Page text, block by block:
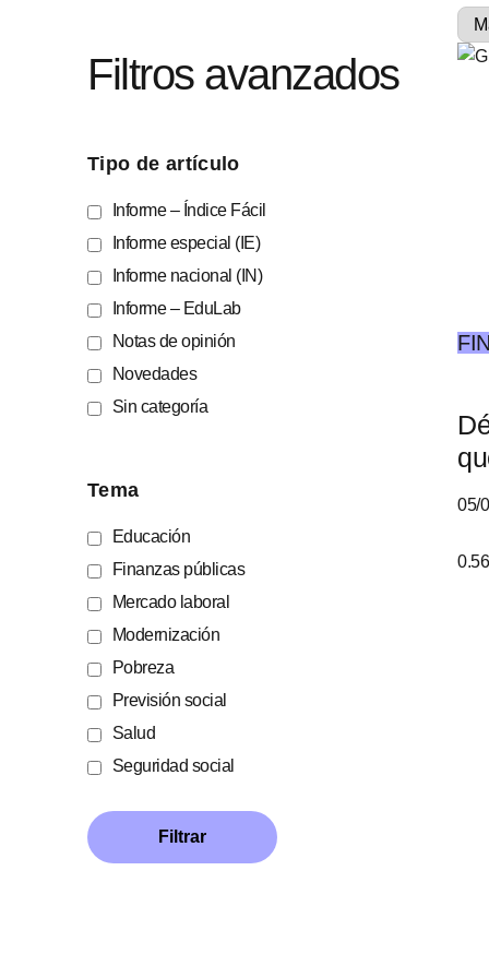
Filtros avanzados
Tipo de artículo
Informe – Índice Fácil
Informe especial (IE)
Informe nacional (IN)
Informe – EduLab
Notas de opinión
Novedades
Sin categoría
Tema
Educación
Finanzas públicas
Mercado laboral
Modernización
Pobreza
Previsión social
Salud
Seguridad social
05/